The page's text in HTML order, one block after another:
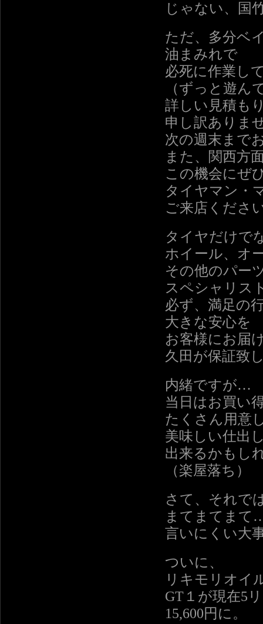
じゃない、国
ただ、多分ベ
油まみれで
必死に作業し
（ずっと遊
詳しい見積も
申し訳ありま
次の週末まで
また、関西方
この機会にぜ
タイヤマン・
ご来店くださ
タイヤだけで
ホイール、オ
その他のパー
スペシャリス
必ず、満足の
大きな安心を
お客様にお届
久田が保証致
内緒ですが…
当日はお買い
たくさん用意
美味しい仕出
出来るかもし
（楽屋落ち）
さて、それで
まてまてまて
言いにくい大
ついに、
リキモリオイ
GT１が現在5
15,600円に。